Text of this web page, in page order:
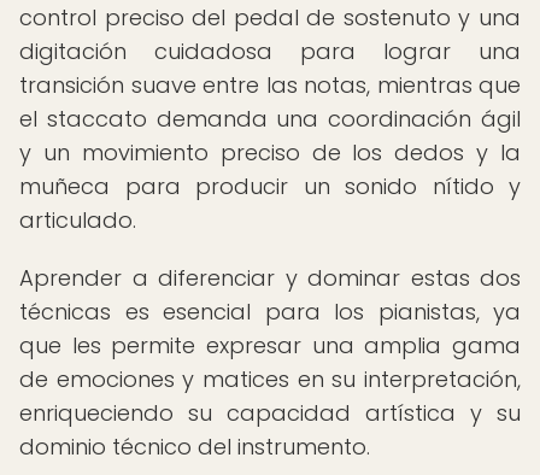
control preciso del pedal de sostenuto y una
digitación cuidadosa para lograr una
transición suave entre las notas, mientras que
el staccato demanda una coordinación ágil
y un movimiento preciso de los dedos y la
muñeca para producir un sonido nítido y
articulado.
Aprender a diferenciar y dominar estas dos
técnicas es esencial para los pianistas, ya
que les permite expresar una amplia gama
de emociones y matices en su interpretación,
enriqueciendo su capacidad artística y su
dominio técnico del instrumento.